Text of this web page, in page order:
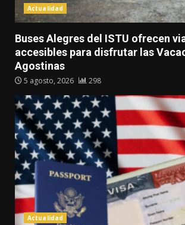
Actualidad
Buses Alegres del ISTU ofrecen
accesibles para disfrutar las
Agostinas
5 agosto, 2026 298
Actualidad